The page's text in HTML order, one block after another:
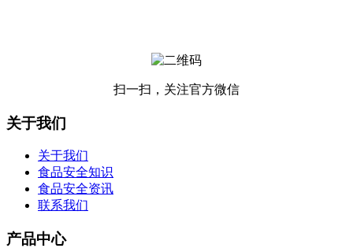
扫一扫，关注官方微信
关于我们
关于我们
食品安全知识
食品安全资讯
联系我们
产品中心